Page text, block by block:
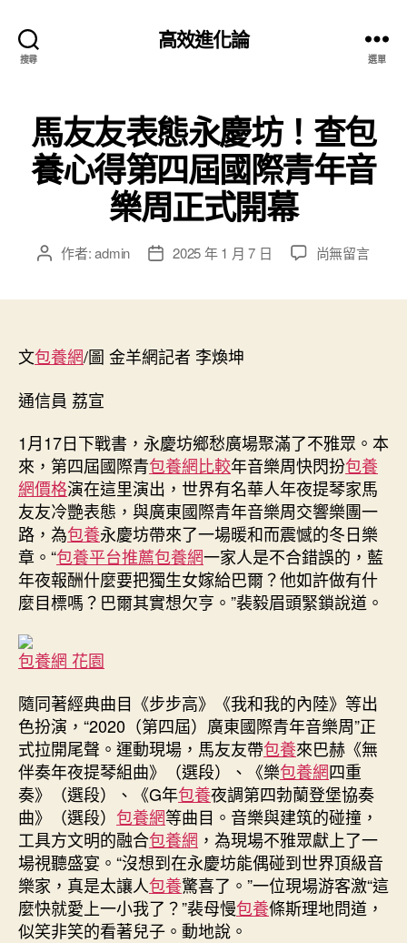
搜尋
高效進化論
選單
馬友友表態永慶坊！查包
養心得第四屆國際青年音
樂周正式開幕
文 作者:admin
文
期
2025 年 1 月 7 日
在
查
包
養
心
得
第
四
屆
國
際
樂
周
正
式
開
幕〉
中
尚無留言
文包養網/圖 金羊網記者 李煥坤
通信員 荔宣
1月17日下戰書，永慶坊鄉愁廣場聚滿了不雅眾。本
來，第四屆國際青包養網比較年音樂周快閃扮包養
網價格演在這里演出，世界有名華人年夜提琴家馬
友友冷艷表態，與廣東國際青年音樂周交響樂團一
路，為包養永慶坊帶來了一場暖和而震憾的冬日樂
章。“包養平台推薦包養網一家人是不合錯誤的，藍
年夜報酬什麼要把獨生女嫁給巴爾？他如許做有什
麼目標嗎？巴爾其實想欠亨。”裴毅眉頭緊鎖說道。
包養網 花園
隨同著經典曲目《步步高》《我和我的內陸》等出
色扮演，“2020（第四屆）廣東國際青年音樂周”正
式拉開尾聲。運動現場，馬友友帶包養來巴赫《無
伴奏年夜提琴組曲》（選段）、《樂包養網四重
奏》（選段）、《G年包養夜調第四勃蘭登堡協奏
曲》（選段） 包養網等曲目。音樂與建筑的碰撞，
工具方文明的融合包養網 ，為現場不雅眾獻上了一
場視聽盛宴。“沒想到在永慶坊能偶碰到世界頂級音
樂家，真是太讓人包養驚喜了。”一位現場游客激“這
麼快就愛上一小我了？”裴母慢包養條斯理地問道，
似笑非笑的看著兒子。動地說。